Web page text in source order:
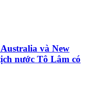
và New
nước Tô Lâm có